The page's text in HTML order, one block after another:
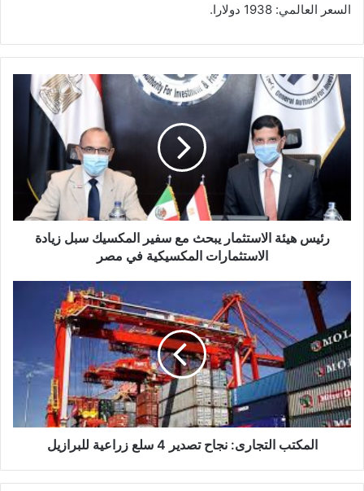
السعر العالمي: 1938 دولارا.
رئيس
هيئة
الاستثمار
يبحث
المكسيك
سبل
زيادة
الاستثمارات
رئيس هيئة الاستثمار يبحث مع سفير المكسيك سبل زيادة
الاستثمارات المكسيكية في مصر
المكتب
التجارى:
نجاح
تصدير
4
سلع
زراعية
للبرازيل
المكتب التجارى: نجاح تصدير 4 سلع زراعية للبرازيل